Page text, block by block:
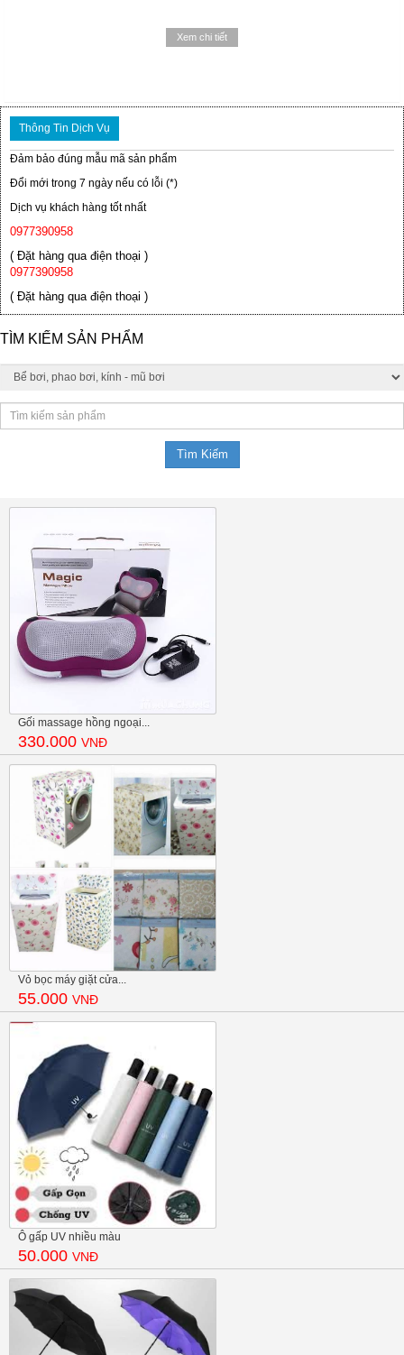
Xem chi tiết
Thông Tin Dịch Vụ
Đảm bảo đúng mẫu mã sản phẩm
Đổi mới trong 7 ngày nếu có lỗi (*)
Dịch vụ khách hàng tốt nhất
0977390958
( Đặt hàng qua điện thoại )
0977390958
( Đặt hàng qua điện thoại )
TÌM KIẾM SẢN PHẨM
Gối massage hồng ngoại...
330.000 VNĐ
Vỏ bọc máy giặt cửa...
55.000 VNĐ
Ô gấp UV nhiều màu
50.000 VNĐ